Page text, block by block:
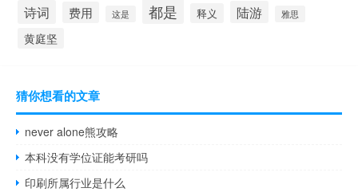
诗词 费用 这是 都是 释义 陆游 雅思
黄庭坚
猜你想看的文章
never alone熊攻略
本科没有学位证能考研吗
印刷所属行业是什么